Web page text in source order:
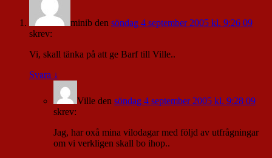
minib den söndag 4 september 2005 kl. 9:26 09
skrev:
Vi, skall tänka på att ge Barf till Ville..
Svara ↓
Ville den söndag 4 september 2005 kl. 9:28 09
skrev:
Jag, har oxå mina vilodagar med följd av utfrågningar
om vi verkligen skall bo ihop..